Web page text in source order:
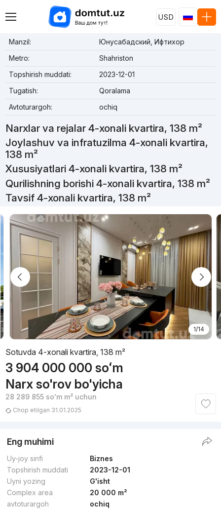
USD
Manzil:
Юнусабадский, Ифтихор
Metro:
Shahriston
Topshirish muddati:
2023-12-01
Tugatish:
Qoralama
Avtoturargoh:
ochiq
Narxlar va rejalar 4-xonali kvartira, 138 m²
Joylashuv va infratuzilma 4-xonali kvartira,
138 m²
Xususiyatlari 4-xonali kvartira, 138 m²
Qurilishning borishi 4-xonali kvartira, 138 m²
Tavsif 4-xonali kvartira, 138 m²
1/14
Sotuvda 4-xonali kvartira, 138 m²
3 904 000 000 soʻm
Narx so'rov bo'yicha
28 289 855 soʻmm² uchun
Chop etilgan 31.01.2025
Eng muhimi
Uy-joy sinfi
Biznes
Topshirish muddati
2023-12-01
Uyni yozing
G'isht
Complex area
20 000 m²
avtoturargoh
ochiq